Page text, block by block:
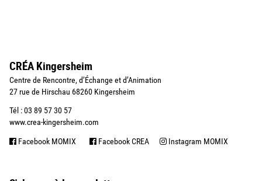
CRÉA Kingersheim
Centre de Rencontre, d’Échange et d’Animation
27 rue de Hirschau 68260 Kingersheim
Tél : 03 89 57 30 57
www.crea-kingersheim.com
Facebook MOMIX Facebook CREA Instagram MOMIX